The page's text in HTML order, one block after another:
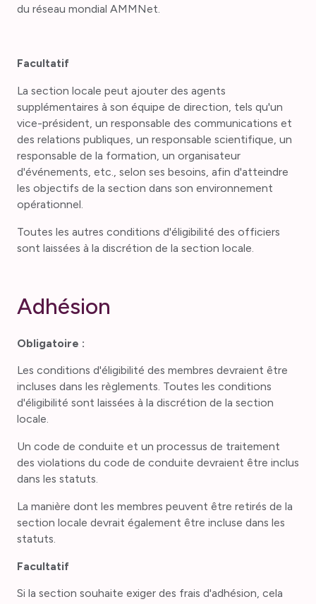
du réseau mondial AMMNet.
Facultatif
La section locale peut ajouter des agents
supplémentaires à son équipe de direction, tels qu'un
vice-président, un responsable des communications et
des relations publiques, un responsable scientifique, un
responsable de la formation, un organisateur
d'événements, etc., selon ses besoins, afin d'atteindre
les objectifs de la section dans son environnement
opérationnel.
Toutes les autres conditions d'éligibilité des officiers
sont laissées à la discrétion de la section locale.
Adhésion
Obligatoire :
Les conditions d'éligibilité des membres devraient être
incluses dans les règlements. Toutes les conditions
d'éligibilité sont laissées à la discrétion de la section
locale.
Un code de conduite et un processus de traitement
des violations du code de conduite devraient être inclus
dans les statuts.
La manière dont les membres peuvent être retirés de la
section locale devrait également être incluse dans les
statuts.
Facultatif
Si la section souhaite exiger des frais d'adhésion, cela